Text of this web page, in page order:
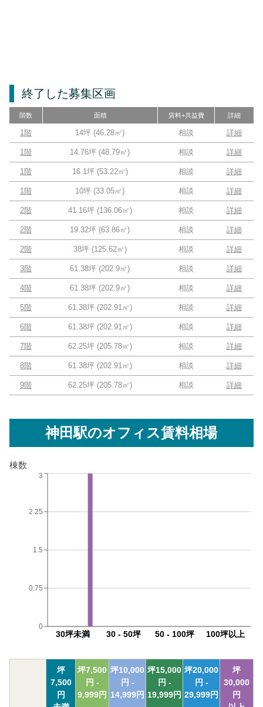
終了した募集区画
階数 面積 賃料+共益費 詳細
1階 14坪 (46.28㎡) 相談 詳細
1階 14.76坪 (48.79㎡) 相談 詳細
1階 16.1坪 (53.22㎡) 相談 詳細
1階 10坪 (33.05㎡) 相談 詳細
2階 41.16坪 (136.06㎡) 相談 詳細
2階 19.32坪 (63.86㎡) 相談 詳細
2階 38坪 (125.62㎡) 相談 詳細
3階 61.38坪 (202.9㎡) 相談 詳細
4階 61.38坪 (202.9㎡) 相談 詳細
5階 61.38坪 (202.91㎡) 相談 詳細
6階 61.38坪 (202.91㎡) 相談 詳細
7階 62.25坪 (205.78㎡) 相談 詳細
8階 61.38坪 (202.91㎡) 相談 詳細
9階 62.25坪 (205.78㎡) 相談 詳細
神田駅のオフィス賃料相場
棟数
30坪未満 30 - 50坪 50 - 100坪 100坪以上
0
0.75
1.5
2.25
3
坪
7,500
円
坪7,500
円 -
9,999円
坪10,000
円 -
14,999円
坪15,000
円 -
19,999円
坪20,000
円 -
29,999円
坪
30,000
円